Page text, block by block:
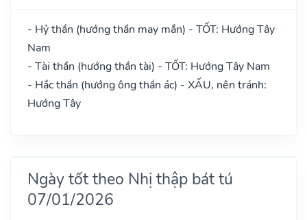
- Hỷ thần (hướng thần may mắn) - TỐT: Hướng Tây
Nam
- Tài thần (hướng thần tài) - TỐT: Hướng Tây Nam
- Hắc thần (hướng ông thần ác) - XẤU, nên tránh:
Hướng Tây
Ngày tốt theo Nhị thập bát tú
07/01/2026